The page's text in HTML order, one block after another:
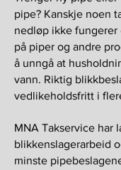
pipe? Kanskje noen
nedløp ikke fungerer
på piper og andre
å unngå at
vann. Riktig
vedlikeholdsfritt i
MNA Takservice har
blikkenslagerarbeid
minste